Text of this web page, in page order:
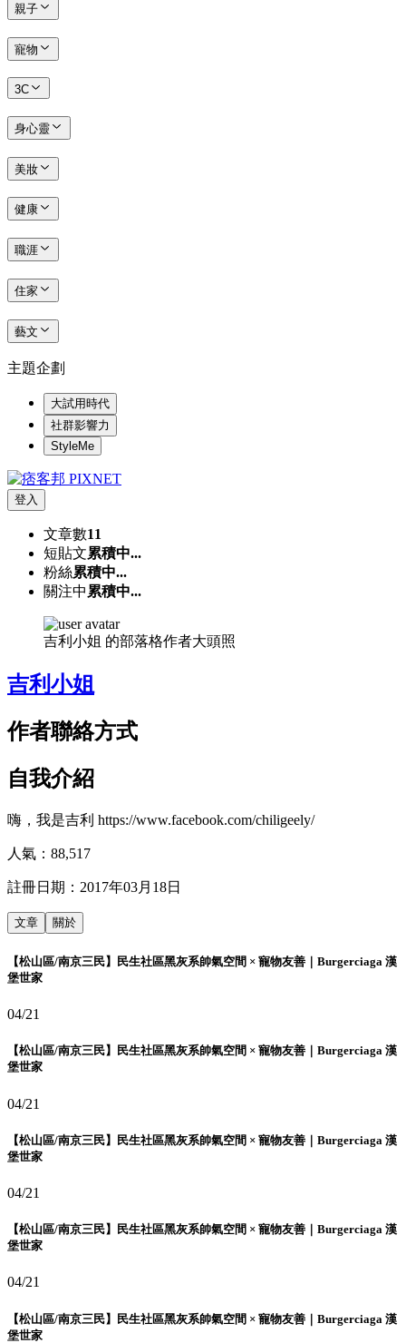
親子
寵物
3C
身心靈
美妝
健康
職涯
住家
藝文
主題企劃
大試用時代
社群影響力
StyleMe
登入
文章數11
短貼文累積中...
粉絲累積中...
關注中 累積中...
吉利小姐 的部落格作者大頭照
吉利小姐
作者聯絡方式
自我介紹
嗨，我是吉利 https://www.facebook.com/chiligeely/
人氣： 88,517
註冊日期： 2017年03月18日
文章 關於
【松山區/南京三民】民生社區黑灰系帥氣空間 × 寵物友善｜Burgerciaga 漢
堡世家
04/21
【松山區/南京三民】民生社區黑灰系帥氣空間 × 寵物友善｜Burgerciaga 漢
堡世家
04/21
【松山區/南京三民】民生社區黑灰系帥氣空間 × 寵物友善｜Burgerciaga 漢
堡世家
04/21
【松山區/南京三民】民生社區黑灰系帥氣空間 × 寵物友善｜Burgerciaga 漢
堡世家
04/21
【松山區/南京三民】民生社區黑灰系帥氣空間 × 寵物友善｜Burgerciaga 漢
堡世家